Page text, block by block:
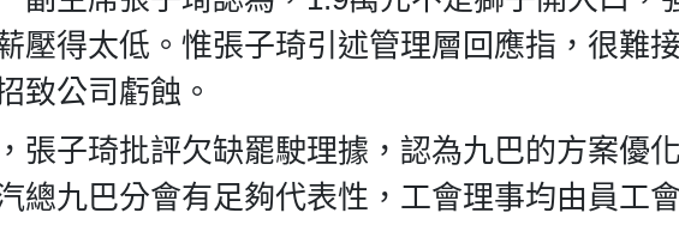
壓得太低。惟張子琦引述管理層回應指，很難
致公司虧蝕。
張子琦批評欠缺罷駛理據，認為九巴的方案優
總九巴分會有足夠代表性，工會理事均由員工